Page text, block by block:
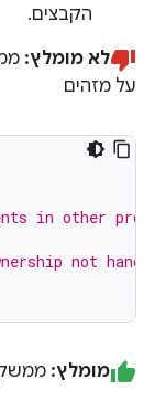
הקבצים.
לא מומלץ:
על מזהים
in other
not
מומלץ: